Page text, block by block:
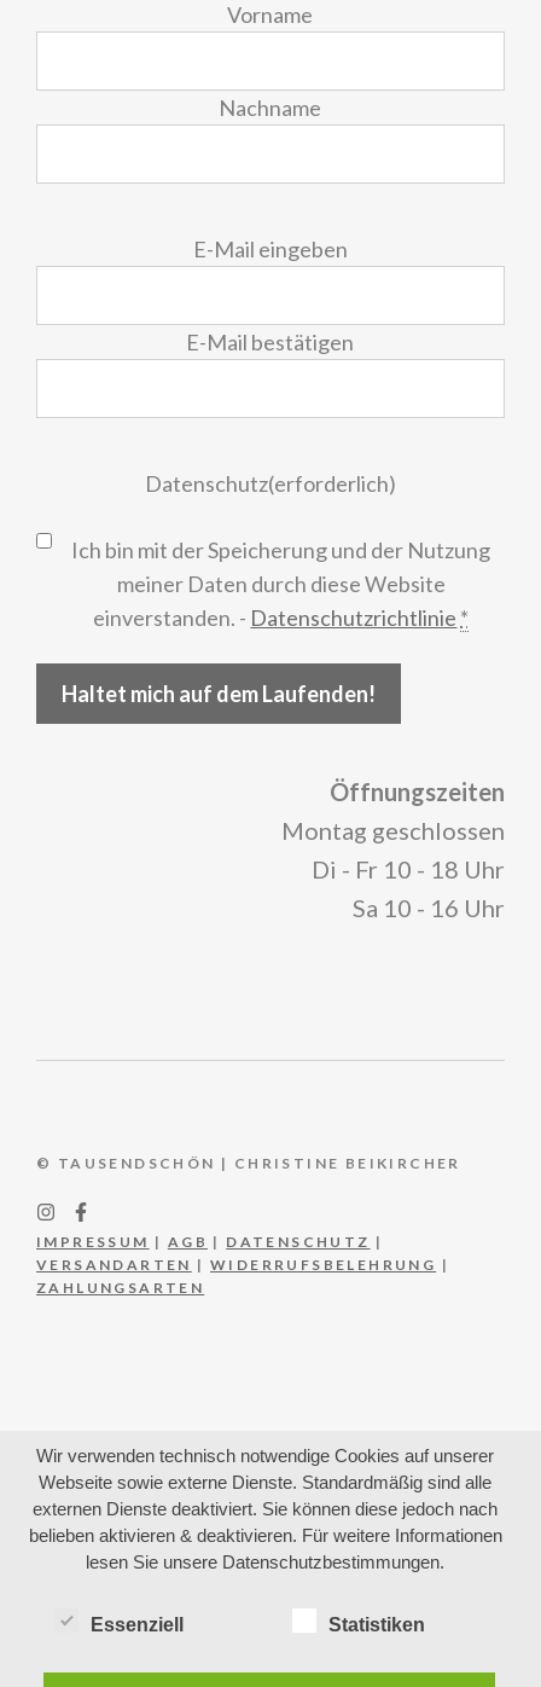
Vorname
Nachname
E-Mail eingeben
E-Mail bestätigen
Datenschutz(erforderlich)
Ich bin mit der Speicherung und der Nutzung
meiner Daten durch diese Website
einverstanden. - Datenschutzrichtlinie *
Haltet mich auf dem Laufenden!
Öffnungszeiten
Montag geschlossen
Di - Fr 10 - 18 Uhr
Sa 10 - 16 Uhr
© TAUSENDSCHÖN | CHRISTINE BEIKIRCHER
IMPRESSUM | AGB | DATENSCHUTZ |
VERSANDARTEN |WIDERRUFSBELEHRUNG |
ZAHLUNGSARTEN
Wir verwenden technisch notwendige Cookies auf unserer
Webseite sowie externe Dienste. Standardmäßig sind alle
externen Dienste deaktiviert. Sie können diese jedoch nach
belieben aktivieren & deaktivieren. Für weitere Informationen
lesen Sie unsere Datenschutzbestimmungen.
Essenziell Statistiken